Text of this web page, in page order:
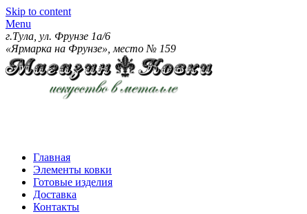
Skip to content
Menu
г.Тула, ул. Фрунзе 1а/6
«Ярмарка на Фрунзе», место № 159
Главная
Элементы ковки
Готовые изделия
Доставка
Контакты